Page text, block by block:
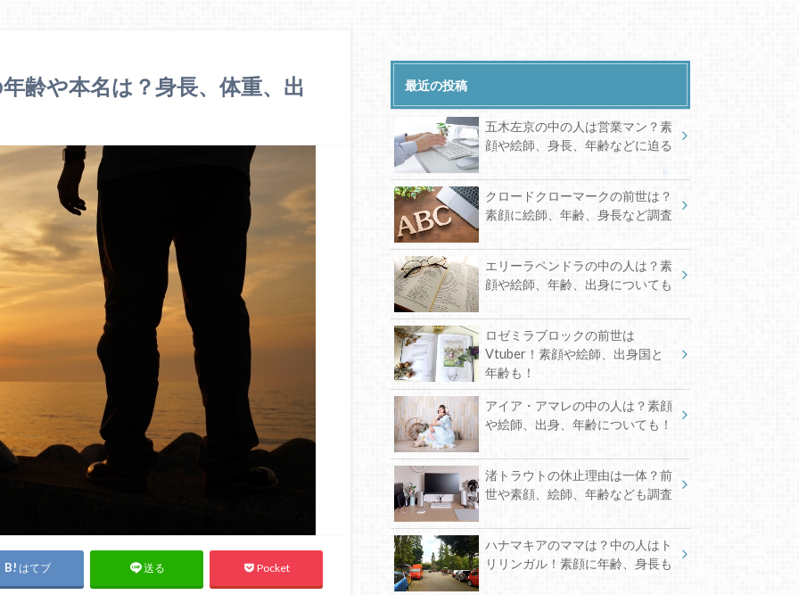
齢や本名は？身長、体重、出
はてブ 送る Pocket
最近の投稿
五木左京の中の人は営業マン？素
顔や絵師、身長、年齢などに迫る
クロードクローマークの前世は？
素顔に絵師、年齢、身長など調査
エリーラペンドラの中の人は？素
顔や絵師、年齢、出身についても
ロゼミラブロックの前世は
Vtuber！素顔や絵師、出身国と
年齢も！
アイア・アマレの中の人は？素顔
や絵師、出身、年齢についても！
渚トラウトの休止理由は一体？前
世や素顔、絵師、年齢なども調査
ハナマキアのママは？中の人はト
リリンガル！素顔に年齢、身長も